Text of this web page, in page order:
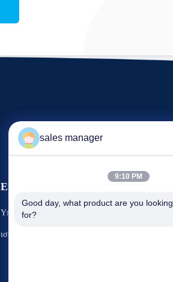
Εκδηλώσεις
Υποθέσεις
ιστολόγιο
sales manager
9:10 PM
Good day, what product are you looking
for?